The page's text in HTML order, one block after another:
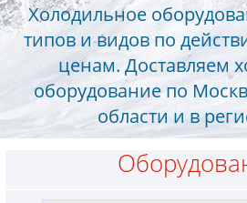
Холодильное
типов и видов по
ценам. Доставляем
оборудование по
области и в